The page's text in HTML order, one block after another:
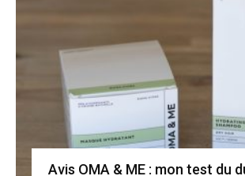
Avis OMA & ME : mon test du